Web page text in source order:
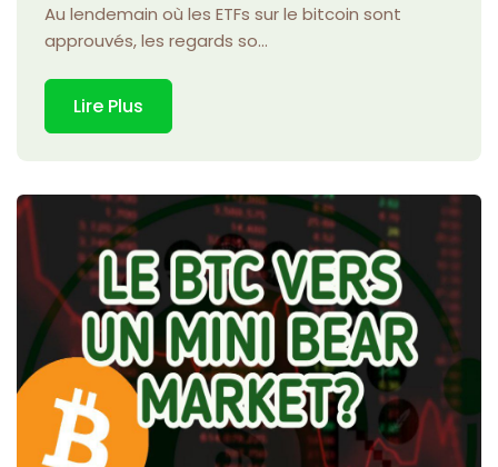
Au lendemain où les ETFs sur le bitcoin sont
approuvés, les regards so...
Lire Plus